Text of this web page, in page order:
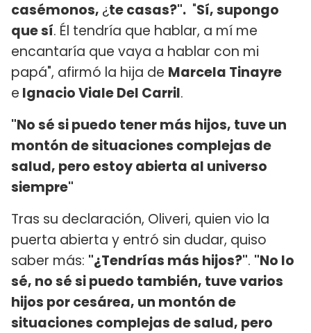
casémonos, ¿te casas?". "Sí, supongo
que sí. Él tendría que hablar, a mí me
encantaría que vaya a hablar con mi
papá", afirmó la hija de Marcela Tinayre
e Ignacio Viale Del Carril.
"No sé si puedo tener más hijos, tuve un
montón de situaciones complejas de
salud, pero estoy abierta al universo
siempre"
Tras su declaración, Oliveri, quien vio la
puerta abierta y entró sin dudar, quiso
saber más: "¿Tendrías más hijos?". "No lo
sé, no sé si puedo también, tuve varios
hijos por cesárea, un montón de
situaciones complejas de salud, pero